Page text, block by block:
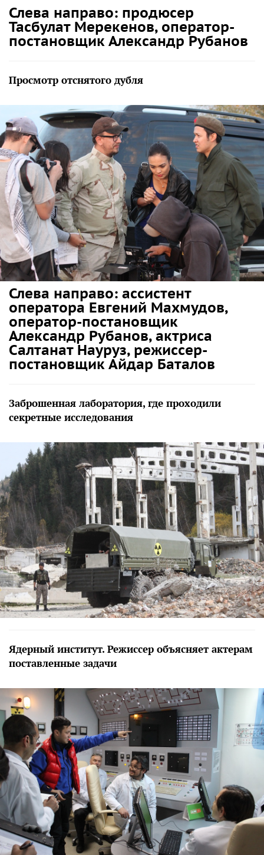
Слева направо: продюсер
Тасбулат Мерекенов, оператор-
постановщик Александр Рубанов
Просмотр отснятого дубля
Слева направо: ассистент
оператора Евгений Махмудов,
оператор-постановщик
Александр Рубанов, актриса
Салтанат Науруз, режиссер-
постановщик Айдар Баталов
Заброшенная лаборатория, где проходили
секретные исследования
Ядерный институт. Режиссер объясняет актерам
поставленные задачи